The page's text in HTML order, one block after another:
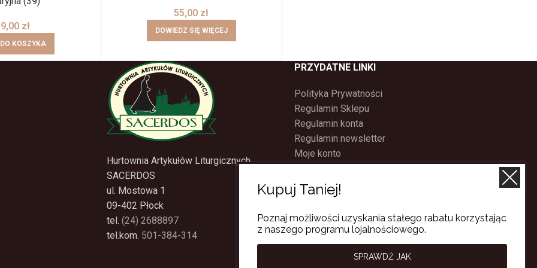
zł
KOSZYKA
55,00 zł
DOWIEDZ SIĘ WIĘCEJ
Hurtownia Artykułów Liturgicznych
SACERDOS
ul. Mostowa 1
09-402 Płock
tel. (24) 2688897
tel.kom. 501-384-314
PRZYDATNE LINKI
Polityka Prywatności
Regulamin Sklepu
Regulamin konta
Regulamin newsletter
Moje konto
Wysyłka i dostawa
Kontakt
O nas
Program Lojalnościowy
Kupuj Taniej!
Poznaj możliwości uzyskania stałego rabatu korzystając
z naszego programu lojalnościowego.
SPRAWDŹ JAK